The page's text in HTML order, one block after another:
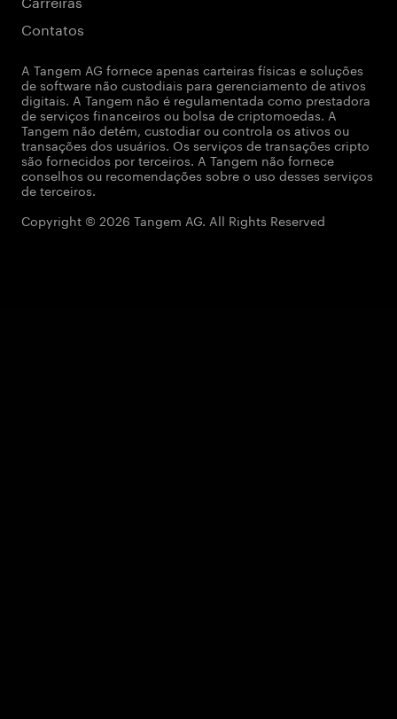
Contatos
A Tangem AG fornece apenas carteiras físicas e soluções
de software não custodiais para gerenciamento de ativos
digitais. A Tangem não é regulamentada como prestadora
de serviços financeiros ou bolsa de criptomoedas. A
Tangem não detém, custodiar ou controla os ativos ou
transações dos usuários. Os serviços de transações cripto
são fornecidos por terceiros. A Tangem não fornece
conselhos ou recomendações sobre o uso desses serviços
de terceiros.